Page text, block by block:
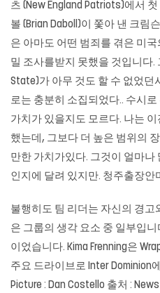
츠 (New England Patriots)에서
볼 (Brian Daboll)이 쫓아 낸 크림
은 아마도 어떤 범죄를 겪은 미
밀 조사를받지 못했을 것입니다.
State)가 아무 것도 할 수 없었던
로는 충분히 소집되었다.. 수시
가치가 있을지도 모르다. 나는
했는데, 그보다 더 높은 범위의
만한 가치가있다. 그것이 얼마나
인지에 달려 있지만. 청주출장안
불행히도 팀 리더는 자신의 경고
은 그룹의 생각 요소 중 일부입
이었습니다. Kima Frenning은
주요 드라이브로 Inter Dominion
Picture : Dan Costello 출처 :